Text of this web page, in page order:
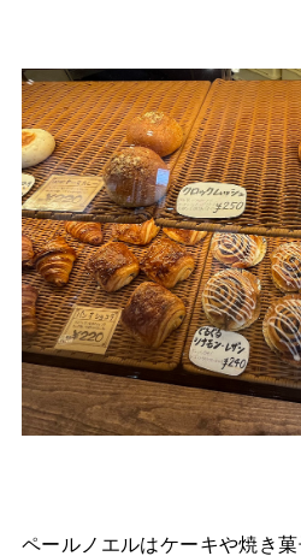
ペールノエルはケーキや焼き